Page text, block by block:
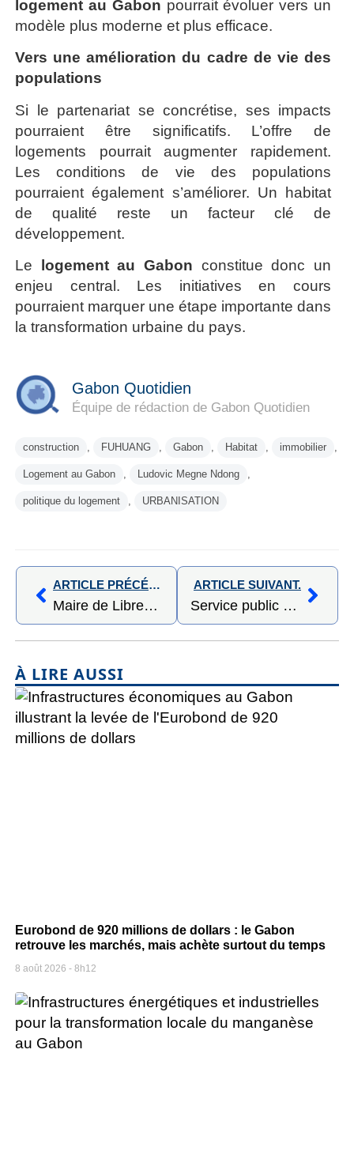
logement au Gabon pourrait évoluer vers un
modèle plus moderne et plus efficace.
Vers une amélioration du cadre de vie des
populations
Si le partenariat se concrétise, ses impacts
pourraient être significatifs. L’offre de
logements pourrait augmenter rapidement.
Les conditions de vie des populations
pourraient également s’améliorer. Un habitat
de qualité reste un facteur clé de
développement.
Le
logement au Gabon constitue donc un
enjeu central. Les initiatives en cours
pourraient marquer une étape importante dans
la transformation urbaine du pays.
Gabon Quotidien
Équipe de rédaction de Gabon Quotidien
construction , FUHUANG , Gabon , Habitat , immobilier ,
Logement au Gabon , Ludovic Megne Ndong ,
politique du logement , URBANISATION
ARTICLE PRÉCÉDENT,
Maire de Libreville : Vers une nouvelle phase de gouvernance fondée sur l’audit, la solidarité et la mobilisation des compétences
ARTICLE SUIVANT.
Service public de l’eau et de l’électricité : le Gouvernement réaffirme sa détermination à renforcer la continuité et la fiabilité des réseaux
À LIRE AUSSI
Eurobond de 920 millions de dollars : le Gabon
retrouve les marchés, mais achète surtout du temps
8 août 2026 8h12